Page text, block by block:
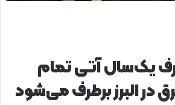
یک‌سال آتی تمام
در البرز برطرف می‌شود